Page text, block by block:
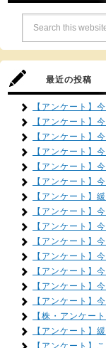
最近の投稿
【アンケート】
【アンケート】
【アンケート】
【アンケート】
【アンケート】
【アンケート】
【アンケート】
【アンケート】
【アンケート】
【アンケート】
【アンケート】
【アンケート】
【アンケート】
【アンケート】
【株・アンケー
【アンケート】
【アンケート】